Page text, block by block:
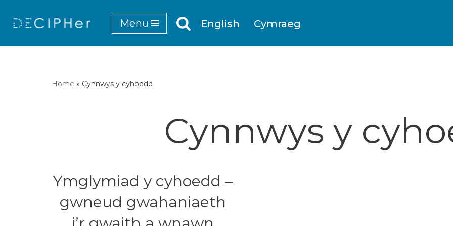
Mynd
Menu English Cymraeg
Home » Cynnwys y cyhoedd
Cynnwys y
Ymglymiad y cyhoedd –
gwneud gwahaniaeth